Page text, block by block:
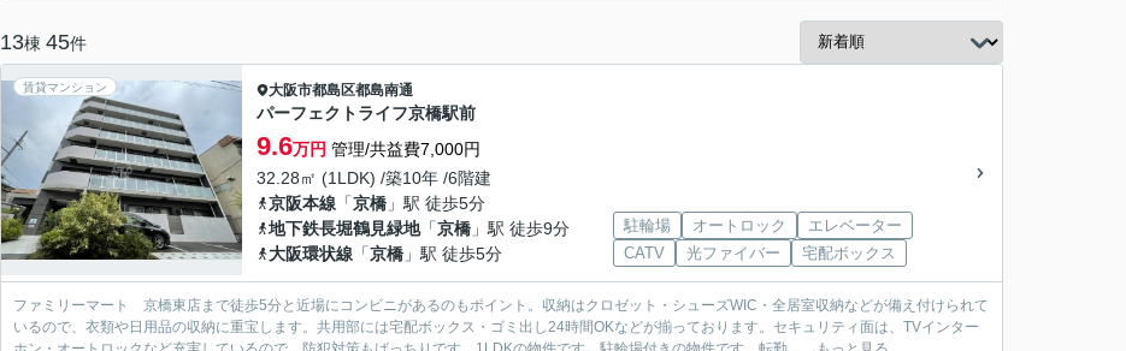
13棟 45件
賃貸マンション 大阪市都島区都島南通
パーフェクトライフ京橋駅前
9.6万円 管理/共益費7,000円
32.28㎡ (1LDK) /築10年 /6階建
京阪本線 「京橋 」駅 徒歩5分
地下鉄長堀鶴見緑地「京橋 」駅 徒歩9分
大阪環状線 「京橋 」駅 徒歩5分
駐輪場 オートロック
エレベーター
CATV
光ファイバー 宅配ボックス
ファミリーマート 京橋東店まで徒歩5分と近場にコンビニがあるのもポイント。収納はクロゼット・シューズWIC・全居室収納などが備え付けられて
いるので、衣類や日用品の収納に重宝します。共用部には宅配ボックス・ゴミ出し24時間OKなどが揃っております。セキュリティ面は、TVインター